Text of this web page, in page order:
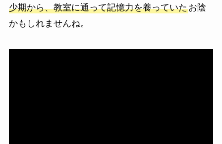
少期から、教室に通って記憶力を養っていたお陰
かもしれませんね。